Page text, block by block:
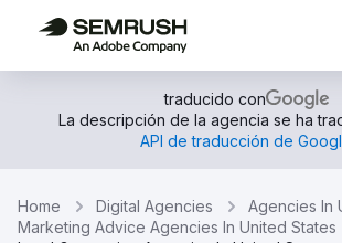
traducido con
La descripción de la agencia se ha
API de traducción de
Home Digital Agencies
Agencies In
Marketing Advice Agencies In United States